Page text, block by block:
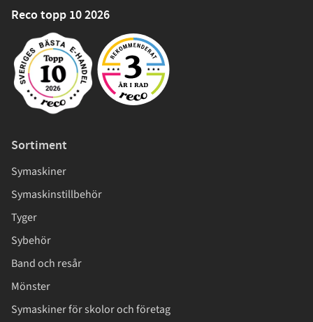
Reco topp 10 2026
Sortiment
Symaskiner
Symaskinstillbehör
Tyger
Sybehör
Band och resår
Mönster
Symaskiner för skolor och företag